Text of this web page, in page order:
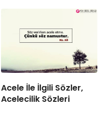
Acele İle İlgili Sözler,
Acelecilik Sözleri